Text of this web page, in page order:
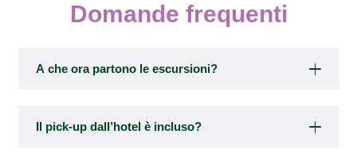
Domande frequenti
A che ora partono le escursioni?
Il pick-up dall’hotel è incluso?